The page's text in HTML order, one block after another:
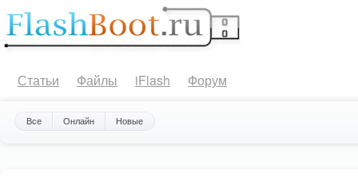
Статьи Файлы iFlash Форум
Все Онлайн Новые